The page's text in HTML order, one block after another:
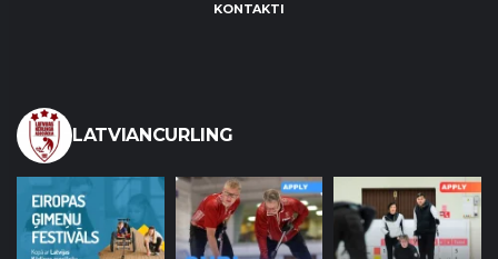
KONTAKTI
LATVIANCURLING